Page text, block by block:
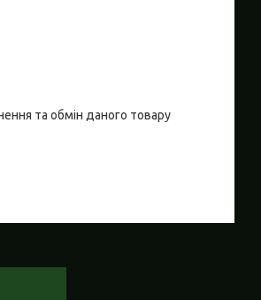
та обмін даного товару